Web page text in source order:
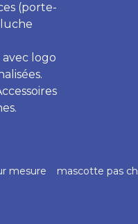
(porte-
logo
mesure mascotte pas